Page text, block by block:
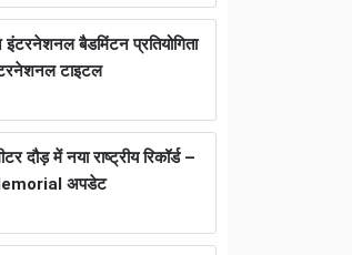
इंटरनेशनल बैडमिंटन प्रतियोगिता
टाइटल
दौड़ में नया राष्ट्रीय रिकॉर्ड –
अपडेट